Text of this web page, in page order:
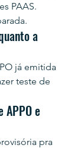
PAAS.
a
já emitida
teste de
APPO e
pra